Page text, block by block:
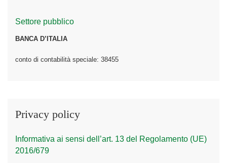
Settore pubblico
BANCA D’ITALIA
conto di contabilità speciale: 38455
Privacy policy
Informativa ai sensi dell’art. 13 del Regolamento (UE)
2016/679